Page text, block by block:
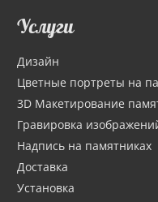
Услуги
Дизайн
Цветные портреты на
3D Макетирование
Гравировка
Надпись на памятниках
Доставка
Установка